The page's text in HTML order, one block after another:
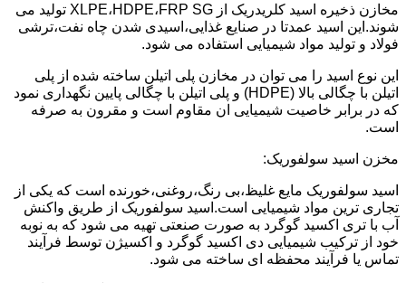
مخازن ذخیره اسید کلریدریک از XLPE،HDPE،FRP SG تولید می
شوند.این اسید عمدتا در صنایع غذایی،اسیدی شدن چاه نفت،ترشی
فولاد و تولید مواد شیمیایی استفاده می شود.
این نوع اسید را می توان در مخازن پلی اتیلن ساخته شده از پلی
اتیلن با چگالی بالا (HDPE) و پلی اتیلن با چگالی پایین نگهداری نمود
که در برابر خاصیت شیمیایی ان مقاوم است و مقرون به صرفه
است.
مخزن اسید سولفوریک:
اسید سولفوریک مایع غلیظ،بی رنگ،روغنی،خورنده است که یکی از
تجاری ترین مواد شیمیایی است.اسید سولفوریک از طریق واکنش
آب با تری اکسید گوگرد به صورت صنعتی تهیه می شود که به نوبه
خود از ترکیب شیمیایی دی اکسید گوگرد و اکسیژن توسط فرآیند
تماس یا فرآیند محفظه ای ساخته می شود.